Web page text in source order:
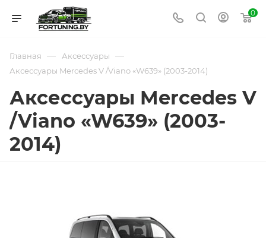
0
Главная — Аксессуары —
Аксессуары Mercedes V /Viano «W639» (2003-2014)
Аксессуары Mercedes V
/Viano «W639» (2003-
2014)